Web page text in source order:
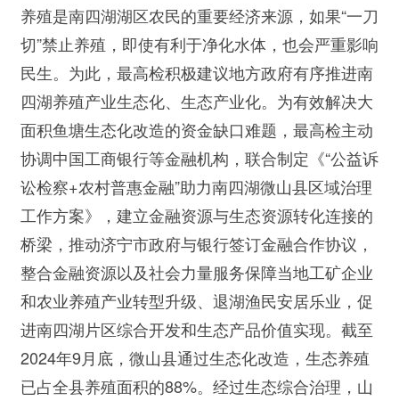
养殖是南四湖湖区农民的重要经济来源，如果“一刀
切”禁止养殖，即使有利于净化水体，也会严重影响
民生。为此，最高检积极建议地方政府有序推进南
四湖养殖产业生态化、生态产业化。为有效解决大
面积鱼塘生态化改造的资金缺口难题，最高检主动
协调中国工商银行等金融机构，联合制定《“公益诉
讼检察+农村普惠金融”助力南四湖微山县区域治理
工作方案》，建立金融资源与生态资源转化连接的
桥梁，推动济宁市政府与银行签订金融合作协议，
整合金融资源以及社会力量服务保障当地工矿企业
和农业养殖产业转型升级、退湖渔民安居乐业，促
进南四湖片区综合开发和生态产品价值实现。截至
2024年9月底，微山县通过生态化改造，生态养殖
已占全县养殖面积的88%。经过生态综合治理，山